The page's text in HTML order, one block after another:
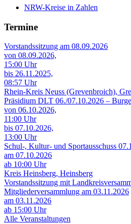
NRW-Kreise in Zahlen
Termine
Vorstandssitzung am 08.09.2026
von 08.09.2026,
15:00 Uhr
bis 26.11.2025,
08:57 Uhr
Rhein-Kreis Neuss (Grevenbroich),
Präsidium DLT 06./07.10.2026 –
von 06.10.2026,
11:00 Uhr
bis 07.10.2026,
13:00 Uhr
Schul-, Kultur- und Sportausschuss
am 07.10.2026
ab 10:00 Uhr
Kreis Heinsberg, Heinsberg
Vorstandssitzung mit
Mitgliederversammlung am 03.11.2026
am 03.11.2026
ab 15:00 Uhr
Alle Veranstaltungen